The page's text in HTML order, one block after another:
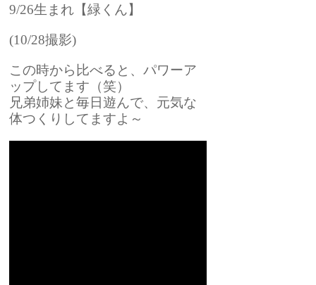
9/26生まれ【緑くん】
(10/28撮影)
この時から比べると、パワーア
ップしてます（笑）
兄弟姉妹と毎日遊んで、元気な
体つくりしてますよ～